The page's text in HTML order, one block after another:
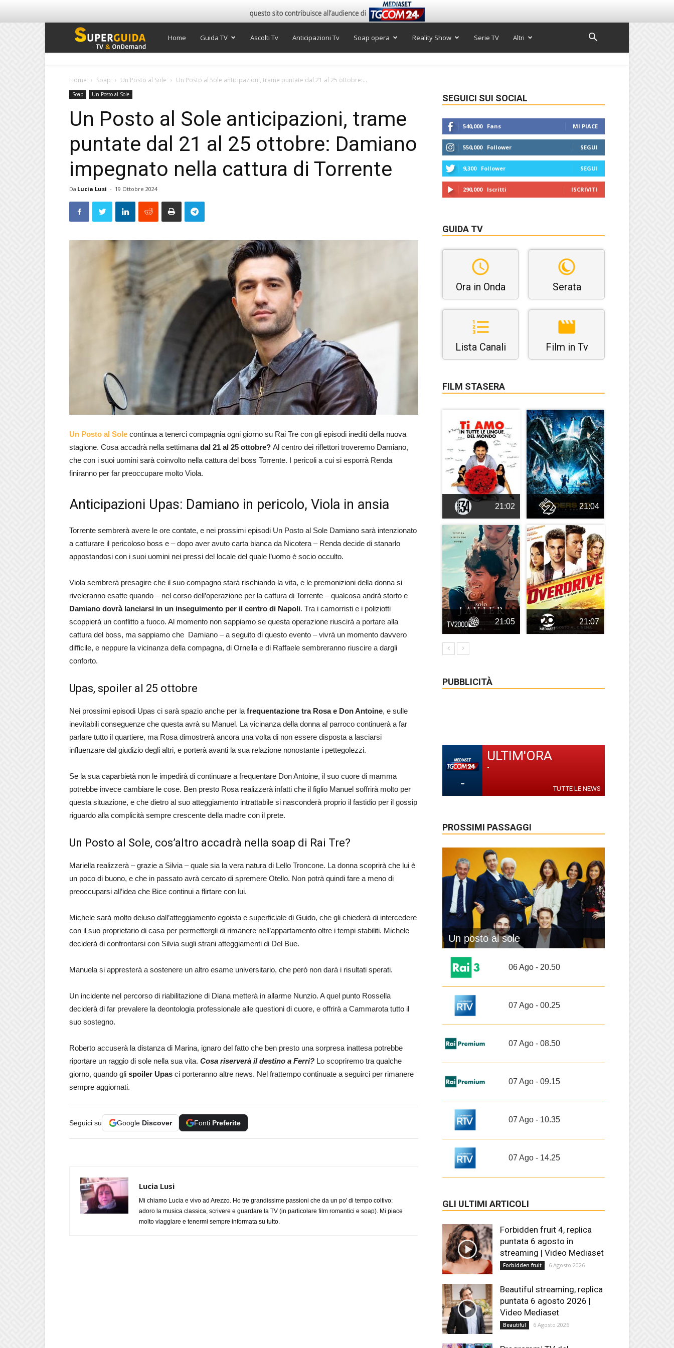
Super
Home Guida TV Ascolti Tv Anticipazioni Tv Soap opera Reality Show Serie TV Altri
Home Soap Un Posto al Sole Un Posto al Sole anticipazioni, trame puntate dal 21 al 25 ottobre:...
Soap Un Posto al Sole
Un Posto al Sole anticipazioni, trame
puntate dal 21 al 25 ottobre: Damiano
impegnato nella cattura di Torrente
Da Lucia Lusi - 19 Ottobre 2024
Un Posto al Sole continua a tenerci compagnia ogni giorno su Rai Tre con gli episodi inediti della nuova
stagione. Cosa accadrà nella settimana dal 21 al 25 ottobre? Al centro dei riflettori troveremo Damiano,
che con i suoi uomini sarà coinvolto nella cattura del boss Torrente. I pericoli a cui si esporrà Renda
finiranno per far preoccupare molto Viola.
Anticipazioni Upas: Damiano in pericolo, Viola in ansia
Torrente sembrerà avere le ore contate, e nei prossimi episodi Un Posto al Sole Damiano sarà intenzionato
a catturare il pericoloso boss e – dopo aver avuto carta bianca da Nicotera – Renda decide di stanarlo
appostandosi con i suoi uomini nei pressi del locale del quale l’uomo è socio occulto.
Viola sembrerà presagire che il suo compagno starà rischiando la vita, e le premonizioni della donna si
riveleranno esatte quando – nel corso dell’operazione per la cattura di Torrente – qualcosa andrà storto e
Damiano dovrà lanciarsi in un inseguimento per il centro di Napoli. Tra i camorristi e i poliziotti
scoppierà un conflitto a fuoco. Al momento non sappiamo se questa operazione riuscirà a portare alla
cattura del boss, ma sappiamo che Damiano – a seguito di questo evento – vivrà un momento davvero
difficile, e neppure la vicinanza della compagna, di Ornella e di Raffaele sembreranno riuscire a dargli
conforto.
Upas, spoiler al 25 ottobre
Nei prossimi episodi Upas ci sarà spazio anche per la frequentazione tra Rosa e Don Antoine, e sulle
inevitabili conseguenze che questa avrà su Manuel. La vicinanza della donna al parroco continuerà a far
parlare tutto il quartiere, ma Rosa dimostrerà ancora una volta di non essere disposta a lasciarsi
influenzare dal giudizio degli altri, e porterà avanti la sua relazione nonostante i pettegolezzi.
Se la sua caparbietà non le impedirà di continuare a frequentare Don Antoine, il suo cuore di mamma
potrebbe invece cambiare le cose. Ben presto Rosa realizzerà infatti che il figlio Manuel soffrirà molto per
questa situazione, e che dietro al suo atteggiamento intrattabile si nasconderà proprio il fastidio per il gossip
riguardo alla complicità sempre crescente della madre con il prete.
Un Posto al Sole, cos’altro accadrà nella soap di Rai Tre?
Mariella realizzerà – grazie a Silvia – quale sia la vera natura di Lello Troncone. La donna scoprirà che lui è
un poco di buono, e che in passato avrà cercato di spremere Otello. Non potrà quindi fare a meno di
preoccuparsi all’idea che Bice continui a flirtare con lui.
Michele sarà molto deluso dall’atteggiamento egoista e superficiale di Guido, che gli chiederà di intercedere
con il suo proprietario di casa per permettergli di rimanere nell’appartamento oltre i tempi stabiliti. Michele
deciderà di confrontarsi con Silvia sugli strani atteggiamenti di Del Bue.
Manuela si appresterà a sostenere un altro esame universitario, che però non darà i risultati sperati.
Un incidente nel percorso di riabilitazione di Diana metterà in allarme Nunzio. A quel punto Rossella
deciderà di far prevalere la deontologia professionale alle questioni di cuore, e offrirà a Cammarota tutto il
suo sostegno.
Roberto accuserà la distanza di Marina, ignaro del fatto che ben presto una sorpresa inattesa potrebbe
riportare un raggio di sole nella sua vita. Cosa riserverà il destino a Ferri? Lo scopriremo tra qualche
giorno, quando gli spoiler Upas ci porteranno altre news. Nel frattempo continuate a seguirci per rimanere
sempre aggiornati.
Seguici su Google Discover Fonti Preferite
Lucia Lusi
Mi chiamo Lucia e vivo ad Arezzo. Ho tre grandissime passioni che da un po' di tempo coltivo:
adoro la musica classica, scrivere e guardare la TV (in particolare film romantici e soap). Mi piace
molto viaggiare e tenermi sempre informata su tutto.
SEGUICI SUI SOCIAL
540,000 Fans MI PIACE
550,000 Follower SEGUI
9,300 Follower SEGUI
290,000 Iscritti ISCRIVITI
GUIDA TV
Ora in Onda Serata
Lista Canali Film in Tv
FILM STASERA
21:02 21:04
21:05 21:07
PUBBLICITÀ
-
ULTIM'ORA
-
TUTTE LE NEWS
PROSSIMI PASSAGGI
Un posto al sole
06 Ago - 20.50
07 Ago - 00.25
07 Ago - 08.50
07 Ago - 09.15
07 Ago - 10.35
07 Ago - 14.25
GLI ULTIMI ARTICOLI
Forbidden fruit 4, replica
puntata 6 agosto in
streaming | Video Mediaset
Forbidden fruit 6 Agosto 2026
Beautiful streaming, replica
puntata 6 agosto 2026 |
Video Mediaset
Beautiful 6 Agosto 2026